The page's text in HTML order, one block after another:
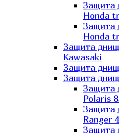
Защита
Honda
Защита
Honda
Защита
Kawasaki
Защита
Защита
Защита
Polaris
Защита
Ranger
Защита